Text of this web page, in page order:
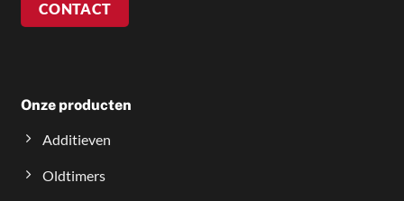
CONTACT
Onze producten
Additieven
Oldtimers